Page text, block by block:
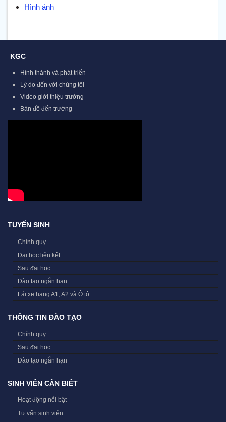
Hình ảnh
KGC
Hình thành và phát triển
Lý do đến với chúng tôi
Video giới thiệu trường
Bản đồ đến trường
TUYỂN SINH
Chính quy
Đại học liên kết
Sau đại học
Đào tạo ngắn hạn
Lái xe hạng A1, A2 và Ô tô
THÔNG TIN ĐÀO TẠO
Chính quy
Sau đại học
Đào tạo ngắn hạn
SINH VIÊN CẦN BIẾT
Hoạt động nổi bật
Tư vấn sinh viên